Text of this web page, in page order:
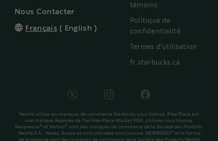
Nous Contacter
Français ( English )
témoins
Politique de
confidentialité
Termes d'utilisation
fr.starbucks.ca
Nestlé utilise les marques de commerce Starbucks sous licence. Pike Place est
une marque déposée de The Pike Place Market PDA, utilisée sous licence.
Nespresso® et Vertuo® sont des marques de commerce de la Société des Produits
Nestlé S.A., Vevey, Suisse et sont utilisées sous licence. NESPRESSO®et la forme
de la capsule sont des marques de commerce de la Société des Produits Nestlé